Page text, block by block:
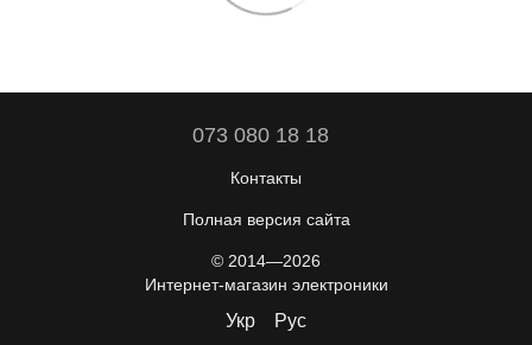
073 080 18 18
Контакты
Полная версия сайта
© 2014—2026
Интернет-магазин электроники
Укр Рус